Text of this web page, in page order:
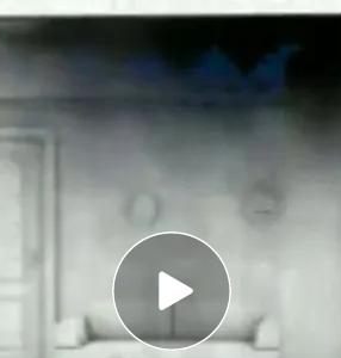
consejos para actuar ante un
recibirán las familias afectadas
| Bomberos y policía científica
víctimas"